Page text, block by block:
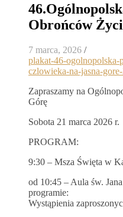
Obrońców
7 marca, 2026 /
plakat-46-
czlowieka-na-jasna-
Zapraszamy na
Górę
Sobota 21 marca 2026 r.
PROGRAM:
9:30 – Msza Święta w
od 10:45 – Aula św.
programie:
Wystąpienia